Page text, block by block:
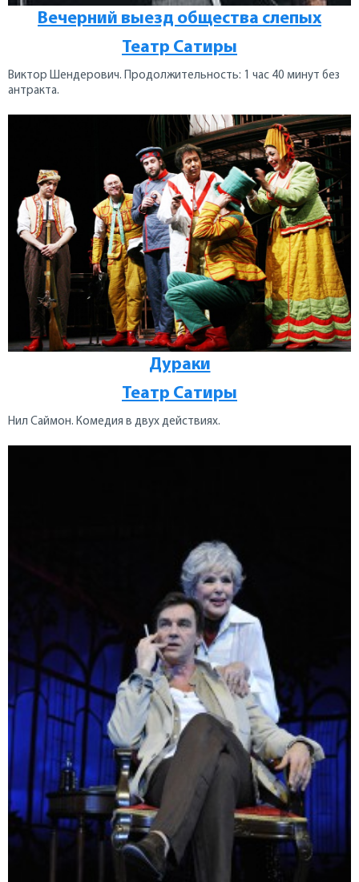
Вечерний выезд общества слепых
Театр Сатиры
Виктор Шендерович. Продолжительность: 1 час 40 минут без
антракта.
Дураки
Театр Сатиры
Нил Саймон. Комедия в двух действиях.